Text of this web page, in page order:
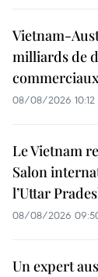
Vietnam-
milliards de
commerciaux
08/08/2026 10:12
Le Vietnam
Salon
l’Uttar
08/08/2026
Un expert